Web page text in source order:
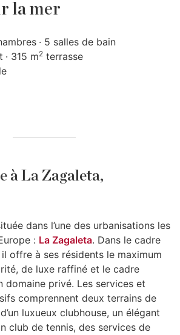
la mer
5 salles de bain
315 m2 terrasse
à La Zagaleta,
dans l’une des urbanisations les
: La Zagaleta. Dans le cadre
offre à ses résidents le maximum
de luxe raffiné et le cadre
domaine privé. Les services et
comprennent deux terrains de
luxueux clubhouse, un élégant
club de tennis, des services de